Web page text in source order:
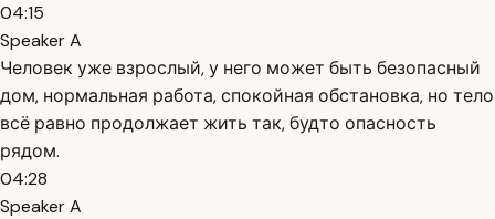
04:15
Speaker A
Человек уже взрослый, у него может быть безопасный
дом, нормальная работа, спокойная обстановка, но тело
всё равно продолжает жить так, будто опасность
рядом.
04:28
Speaker A